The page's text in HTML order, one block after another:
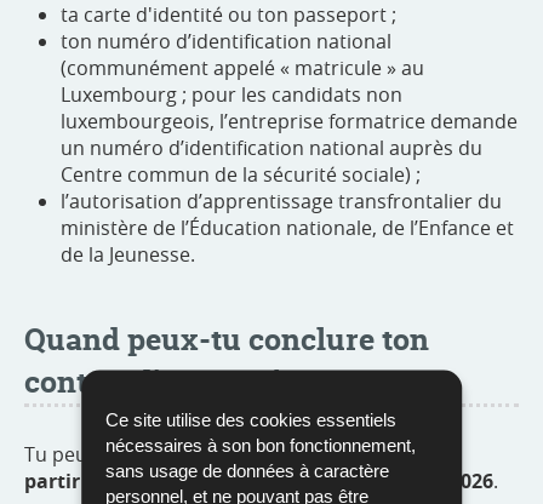
Ce site utilise des cookies essentiels
nécessaires à son bon fonctionnement,
sans usage de données à caractère
personnel, et ne pouvant pas être
ta carte d'identité ou ton passeport ;
ton numéro d’identification national
(communément appelé « matricule » au
Luxembourg ; pour les candidats non
luxembourgeois, l’entreprise formatrice demande
un numéro d’identification national auprès du
Centre commun de la sécurité sociale) ;
l’autorisation d’apprentissage transfrontalier du
ministère de l’Éducation nationale, de l’Enfance et
de la Jeunesse.
Quand peux-tu conclure ton
contrat d’apprentissage ?
Tu peux conclure ton contrat d’apprentissage
partir du 16 juillet et jusqu’au 1ernovembre 2026.